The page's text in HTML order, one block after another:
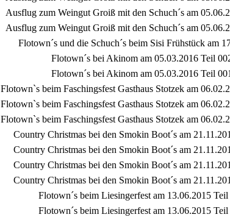
Ausflug zum Weingut Groiß mit den Schuch´s am
Ausflug zum Weingut Groiß mit den Schuch´s am
Flotown´s und die Schuch´s beim Sisi Frühstück am
Flotown´s bei Akinom am 05.03.2016 Teil
Flotown´s bei Akinom am 05.03.2016 Teil 001
Flotown`s beim Faschingsfest Gasthaus Stotzek am
Flotown`s beim Faschingsfest Gasthaus Stotzek am
Flotown`s beim Faschingsfest Gasthaus Stotzek am
Country Christmas bei den Smokin Boot´s am
Country Christmas bei den Smokin Boot´s am
Country Christmas bei den Smokin Boot´s am
Country Christmas bei den Smokin Boot´s am
Flotown´s beim Liesingerfest am 13.06.2015
Flotown´s beim Liesingerfest am 13.06.2015